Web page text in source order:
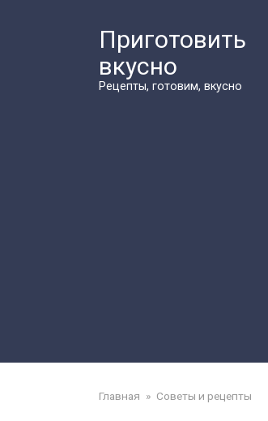
Приготовить
вкусно
Рецепты, готовим, вкусно
Главная » Советы и рецепты